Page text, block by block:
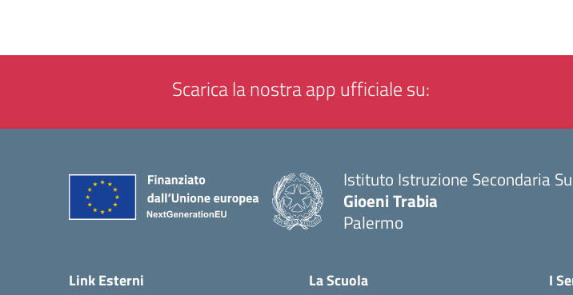
Scarica la nostra app ufficiale su:
Istituto Istruzione Secondaria
Gioeni Trabia
Palermo
Link Esterni La Scuola I